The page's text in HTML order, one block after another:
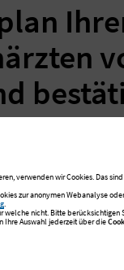
12 15 18
verwenden wir Cookies. Das
zur anonymen Webanalyse
.
welche nicht. Bitte berücksichtigen
Ihre Auswahl jederzeit über die